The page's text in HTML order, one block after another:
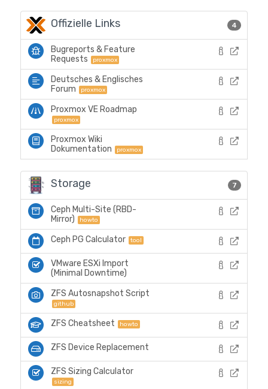
Offizielle Links 4
Bugreports & Feature
Requests
proxmox
Deutsches & Englisches
Forum
proxmox
Proxmox VE Roadmap
proxmox
Proxmox Wiki
Dokumentation
proxmox
Storage 7
Ceph Multi-Site (RBD-
Mirror)
howto
Ceph PG Calculator tool
VMware ESXi Import
(Minimal Downtime)
ZFS Autosnapshot Script
github
ZFS Cheatsheet howto
ZFS Device Replacement
ZFS Sizing Calculator
sizing